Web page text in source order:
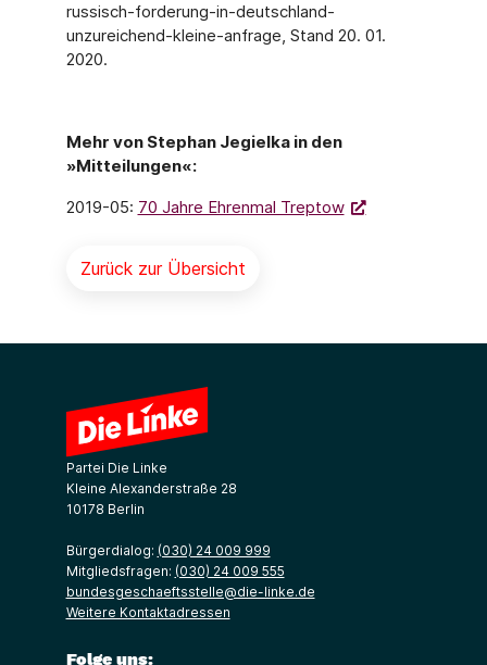
russisch-forderung-in-deutschland-
unzureichend-kleine-anfrage, Stand 20. 01.
2020.
Mehr von Stephan Jegielka in den
»Mitteilungen«:
2019-05: 70 Jahre Ehrenmal Treptow
Zurück zur Übersicht
Partei Die Linke
Kleine Alexanderstraße 28
10178 Berlin
Bürgerdialog: (030) 24 009 999
Mitgliedsfragen: (030) 24 009 555
bundesgeschaeftsstelle@die-linke.de
Weitere Kontaktadressen
Folge uns: